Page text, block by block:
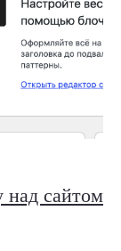
над сайтом